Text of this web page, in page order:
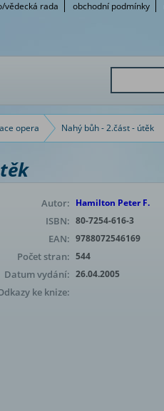
vědecká rada obchodní podmínky
opera Nahý bůh - 2.část - útěk
Autor: Hamilton Peter F.
ISBN: 80-7254-616-3
EAN: 9788072546169
Počet stran: 544
Datum vydání: 26.04.2005
ke knize: